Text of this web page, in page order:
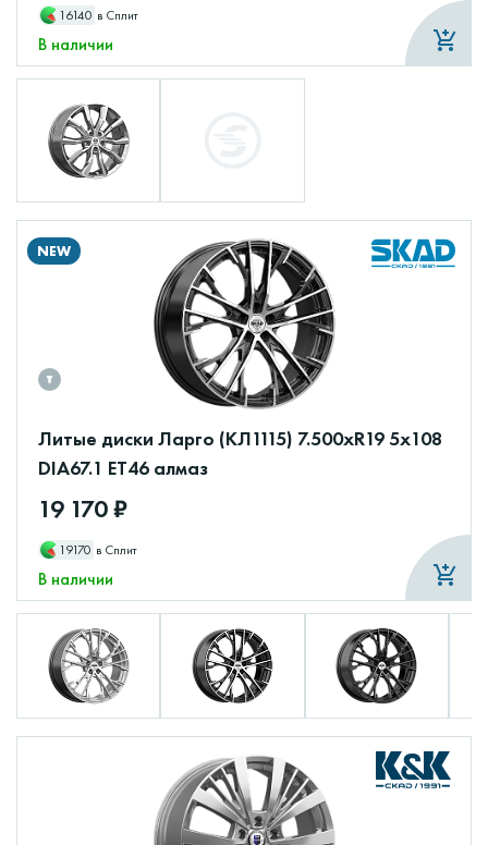
16140 в Сплит
В наличии
NEW
Литые диски Ларго (КЛ1115) 7.500xR19 5x108
DIA67.1 ET46 алмаз
19 170 ₽
19170 в Сплит
В наличии